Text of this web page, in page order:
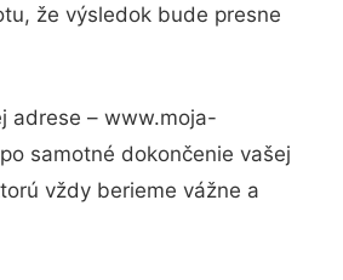
že výsledok bude presne
adrese – www.moja-
samotné dokončenie vašej
vždy berieme vážne a